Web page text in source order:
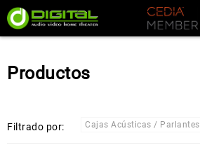
Productos
Filtrado por: Cajas Acústicas / Parlantes